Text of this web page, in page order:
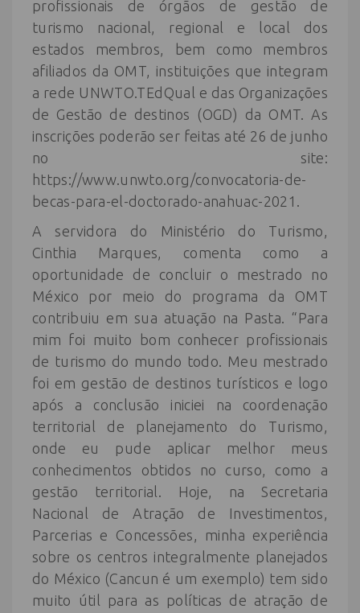
profissionais de órgãos de gestão de
turismo nacional, regional e local dos
estados membros, bem como membros
afiliados da OMT, instituições que integram
a rede UNWTO.TEdQual e das Organizações
de Gestão de destinos (OGD) da OMT. As
inscrições poderão ser feitas até 26 de junho
no site:
https://www.unwto.org/convocatoria-de-
becas-para-el-doctorado-anahuac-2021.
A servidora do Ministério do Turismo,
Cinthia Marques, comenta como a
oportunidade de concluir o mestrado no
México por meio do programa da OMT
contribuiu em sua atuação na Pasta. “Para
mim foi muito bom conhecer profissionais
de turismo do mundo todo. Meu mestrado
foi em gestão de destinos turísticos e logo
após a conclusão iniciei na coordenação
territorial de planejamento do Turismo,
onde eu pude aplicar melhor meus
conhecimentos obtidos no curso, como a
gestão territorial. Hoje, na Secretaria
Nacional de Atração de Investimentos,
Parcerias e Concessões, minha experiência
sobre os centros integralmente planejados
do México (Cancun é um exemplo) tem sido
muito útil para as políticas de atração de